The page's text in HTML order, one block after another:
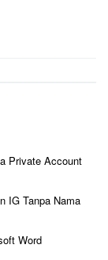
Private Account
IG Tanpa Nama
Word